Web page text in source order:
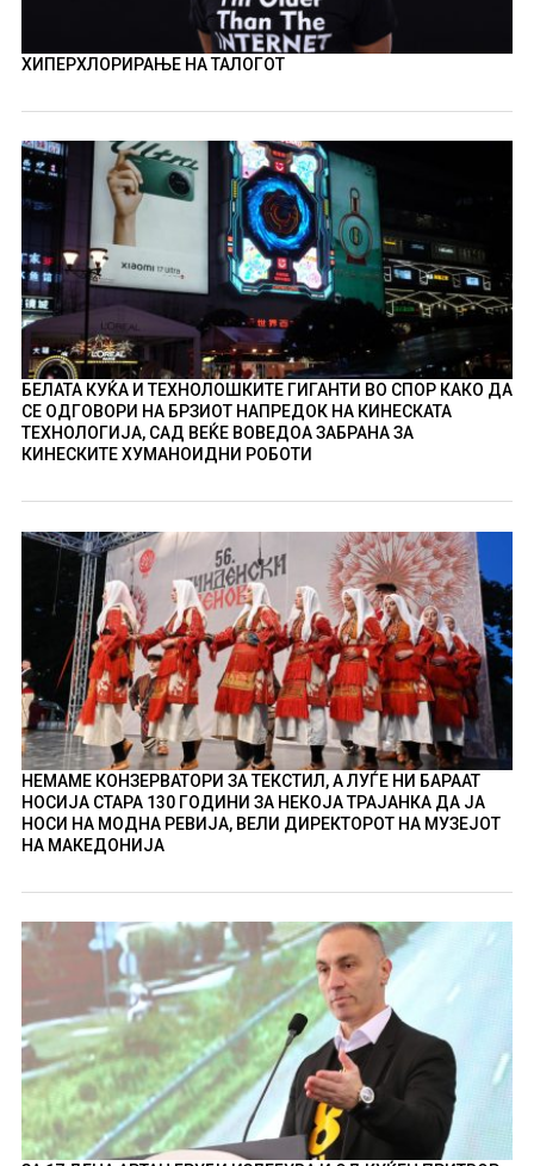
ХИПЕРХЛОРИРАЊЕ НА ТАЛОГОТ
БЕЛАТА КУЌА И ТЕХНОЛОШКИТЕ ГИГАНТИ ВО СПОР КАКО ДА
СЕ ОДГОВОРИ НА БРЗИОТ НАПРЕДОК НА КИНЕСКАТА
ТЕХНОЛОГИЈА, САД ВЕЌЕ ВОВЕДОА ЗАБРАНА ЗА
КИНЕСКИТЕ ХУМАНОИДНИ РОБОТИ
НЕМАМЕ КОНЗЕРВАТОРИ ЗА ТЕКСТИЛ, А ЛУЃЕ НИ БАРААТ
НОСИЈА СТАРА 130 ГОДИНИ ЗА НЕКОЈА ТРАЈАНКА ДА ЈА
НОСИ НА МОДНА РЕВИЈА, ВЕЛИ ДИРЕКТОРОТ НА МУЗЕЈОТ
НА МАКЕДОНИЈА